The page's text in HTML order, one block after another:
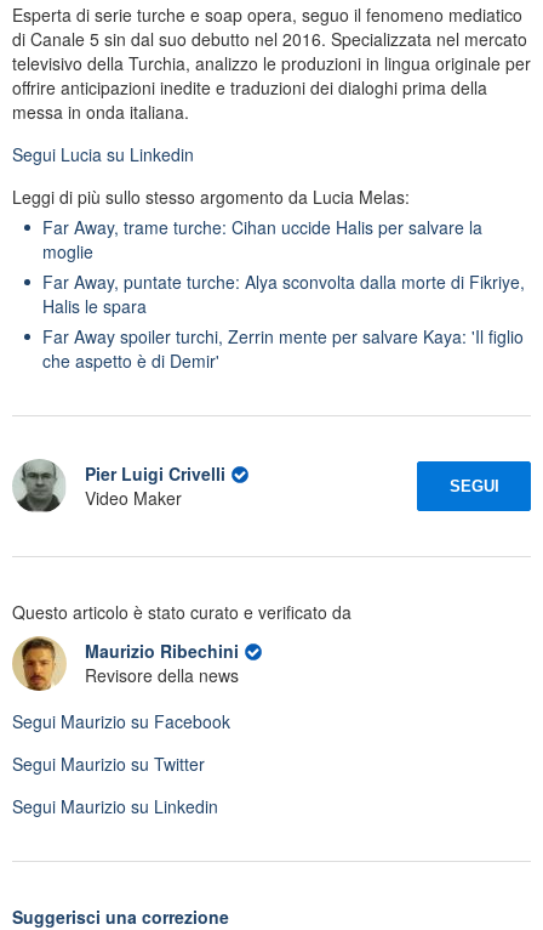
Esperta di serie turche e soap opera, seguo il fenomeno mediatico
di Canale 5 sin dal suo debutto nel 2016. Specializzata nel mercato
televisivo della Turchia, analizzo le produzioni in lingua originale per
offrire anticipazioni inedite e traduzioni dei dialoghi prima della
messa in onda italiana.
Segui Lucia su Linkedin
Leggi di più sullo stesso argomento da Lucia Melas:
Far Away, trame turche: Cihan uccide Halis per salvare la
moglie
Far Away, puntate turche: Alya sconvolta dalla morte di Fikriye,
Halis le spara
Far Away spoiler turchi, Zerrin mente per salvare Kaya: 'Il figlio
che aspetto è di Demir'
Pier Luigi Crivelli
Video Maker
SEGUI
Questo articolo è stato curato e verificato da
Maurizio Ribechini
Revisore della news
Segui Maurizio su Facebook
Segui Maurizio su Twitter
Segui Maurizio su Linkedin
Suggerisci una correzione